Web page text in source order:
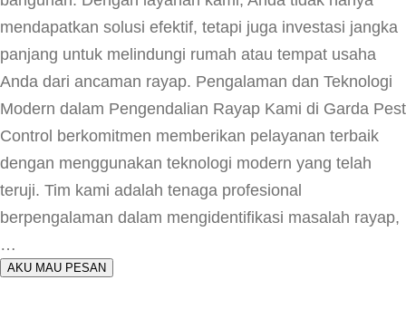
mendapatkan solusi efektif, tetapi juga investasi jangka
panjang untuk melindungi rumah atau tempat usaha
Anda dari ancaman rayap. Pengalaman dan Teknologi
Modern dalam Pengendalian Rayap Kami di Garda Pest
Control berkomitmen memberikan pelayanan terbaik
dengan menggunakan teknologi modern yang telah
teruji. Tim kami adalah tenaga profesional
berpengalaman dalam mengidentifikasi masalah rayap,
…
AKU MAU PESAN